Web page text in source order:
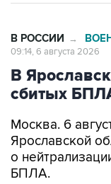
В РОССИИ →
09:14, 6 августа 2026
В
сбитых
Москва. 6
Ярославской
о
БПЛА.